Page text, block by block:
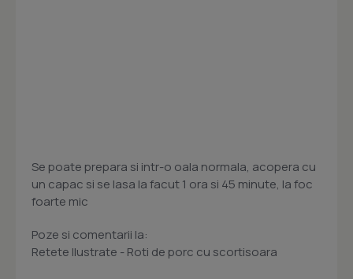
Se poate prepara si intr-o oala normala, acopera cu
un capac si se lasa la facut 1 ora si 45 minute, la foc
foarte mic
Poze si comentarii la:
Retete Ilustrate - Roti de porc cu scortisoara